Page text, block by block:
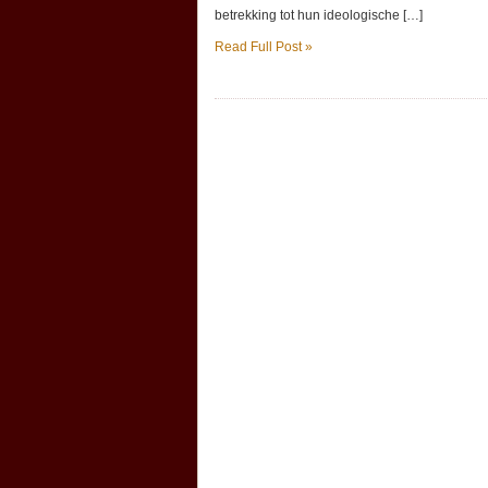
betrekking tot hun ideologische […]
Read Full Post »